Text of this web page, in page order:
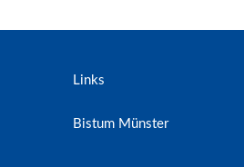
Links
Bistum Münster